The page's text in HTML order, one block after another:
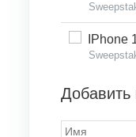
IPhone
Добавить